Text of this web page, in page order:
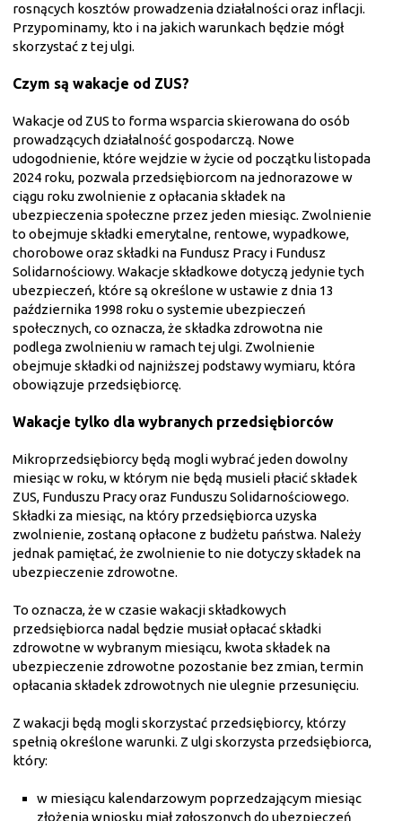
rosnących kosztów prowadzenia działalności oraz inflacji.
Przypominamy, kto i na jakich warunkach będzie mógł
skorzystać z tej ulgi.
Czym są wakacje od ZUS?
Wakacje od ZUS to forma wsparcia skierowana do osób
prowadzących działalność gospodarczą. Nowe
udogodnienie, które wejdzie w życie od początku listopada
2024 roku, pozwala przedsiębiorcom na jednorazowe w
ciągu roku zwolnienie z opłacania składek na
ubezpieczenia społeczne przez jeden miesiąc. Zwolnienie
to obejmuje składki emerytalne, rentowe, wypadkowe,
chorobowe oraz składki na Fundusz Pracy i Fundusz
Solidarnościowy. Wakacje składkowe dotyczą jedynie tych
ubezpieczeń, które są określone w ustawie z dnia 13
października 1998 roku o systemie ubezpieczeń
społecznych, co oznacza, że składka zdrowotna nie
podlega zwolnieniu w ramach tej ulgi. Zwolnienie
obejmuje składki od najniższej podstawy wymiaru, która
obowiązuje przedsiębiorcę.
Wakacje tylko dla wybranych przedsiębiorców
Mikroprzedsiębiorcy będą mogli wybrać jeden dowolny
miesiąc w roku, w którym nie będą musieli płacić składek
ZUS, Funduszu Pracy oraz Funduszu Solidarnościowego.
Składki za miesiąc, na który przedsiębiorca uzyska
zwolnienie, zostaną opłacone z budżetu państwa. Należy
jednak pamiętać, że zwolnienie to nie dotyczy składek na
ubezpieczenie zdrowotne.
To oznacza, że w czasie wakacji składkowych
przedsiębiorca nadal będzie musiał opłacać składki
zdrowotne w wybranym miesiącu, kwota składek na
ubezpieczenie zdrowotne pozostanie bez zmian, termin
opłacania składek zdrowotnych nie ulegnie przesunięciu.
Z wakacji będą mogli skorzystać przedsiębiorcy, którzy
spełnią określone warunki. Z ulgi skorzysta przedsiębiorca,
który:
w miesiącu kalendarzowym poprzedzającym miesiąc
złożenia wniosku miał zgłoszonych do ubezpieczeń